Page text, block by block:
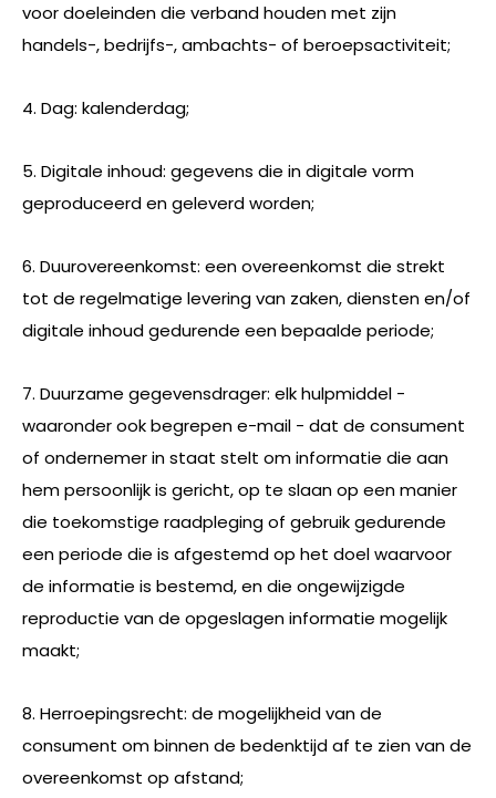
voor doeleinden die verband houden met zijn
handels-, bedrijfs-, ambachts- of beroepsactiviteit;
4. Dag: kalenderdag;
5. Digitale inhoud: gegevens die in digitale vorm
geproduceerd en geleverd worden;
6. Duurovereenkomst: een overeenkomst die strekt
tot de regelmatige levering van zaken, diensten en/of
digitale inhoud gedurende een bepaalde periode;
7. Duurzame gegevensdrager: elk hulpmiddel -
waaronder ook begrepen e-mail - dat de consument
of ondernemer in staat stelt om informatie die aan
hem persoonlijk is gericht, op te slaan op een manier
die toekomstige raadpleging of gebruik gedurende
een periode die is afgestemd op het doel waarvoor
de informatie is bestemd, en die ongewijzigde
reproductie van de opgeslagen informatie mogelijk
maakt;
8. Herroepingsrecht: de mogelijkheid van de
consument om binnen de bedenktijd af te zien van de
overeenkomst op afstand;